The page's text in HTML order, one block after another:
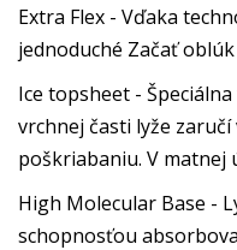
Extra Flex - Vďaka
jednoduché Začať
Ice topsheet -
vrchnej časti lyže
poškriabaniu. V matnej
High Molecular Base -
schopnosťou